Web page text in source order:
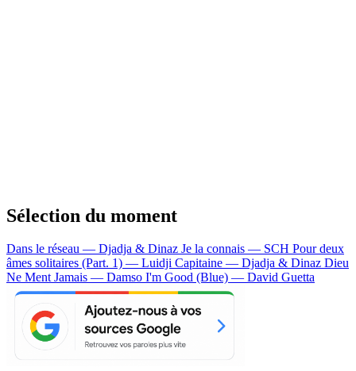
Sélection du moment
Dans le réseau — Djadja & Dinaz Je la connais — SCH Pour deux
âmes solitaires (Part. 1) — Luidji Capitaine — Djadja & Dinaz Dieu
Ne Ment Jamais — Damso I'm Good (Blue) — David Guetta